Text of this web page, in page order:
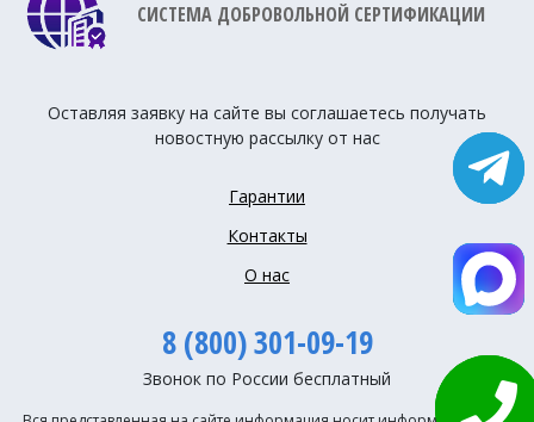
СИСТЕМА ДОБРОВОЛЬНОЙ СЕРТИФИКАЦИИ
Оставляя заявку на сайте вы соглашаетесь получать
новостную рассылку от нас
Гарантии
Контакты
О нас
8 (800) 301-09-19
Звонок по России бесплатный